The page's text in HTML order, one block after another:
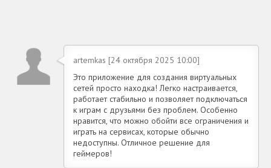
artemkas [24 октября 2025 10:00]
Это приложение для создания виртуальных
сетей просто находка! Легко настраивается,
работает стабильно и позволяет подключаться
к играм с друзьями без проблем. Особенно
нравится, что можно обойти все ограничения и
играть на сервисах, которые обычно
недоступны. Отличное решение для
геймеров!